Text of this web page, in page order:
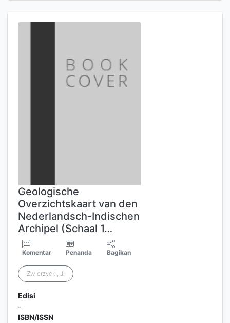
Geologische
Overzichtskaart van den
Nederlandsch-Indischen
Archipel (Schaal 1…
Komentar Penanda Bagikan
Zwierzycki, J.
Edisi
-
ISBN/ISSN